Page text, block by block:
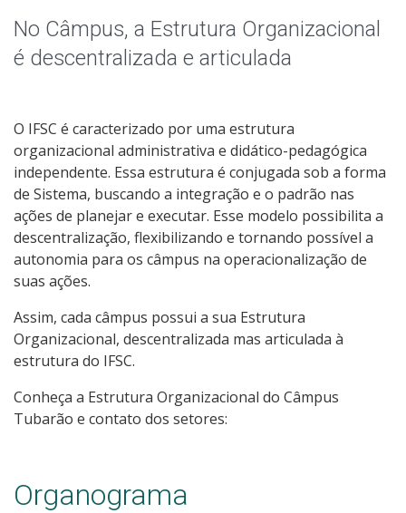
Documentos Norteadores
Licitações
Acesso à Informação
Ouvidoria
No Câmpus, a Estrutura Organizacional
é descentralizada e articulada
O IFSC é caracterizado por uma estrutura
organizacional administrativa e didático-pedagógica
independente. Essa estrutura é conjugada sob a forma
de Sistema, buscando a integração e o padrão nas
ações de planejar e executar. Esse modelo possibilita a
descentralização, flexibilizando e tornando possível a
autonomia para os câmpus na operacionalização de
suas ações.
Assim, cada câmpus possui a sua Estrutura
Organizacional, descentralizada mas articulada à
estrutura do IFSC.
Conheça a Estrutura Organizacional do Câmpus
Tubarão e contato dos setores:
Organograma